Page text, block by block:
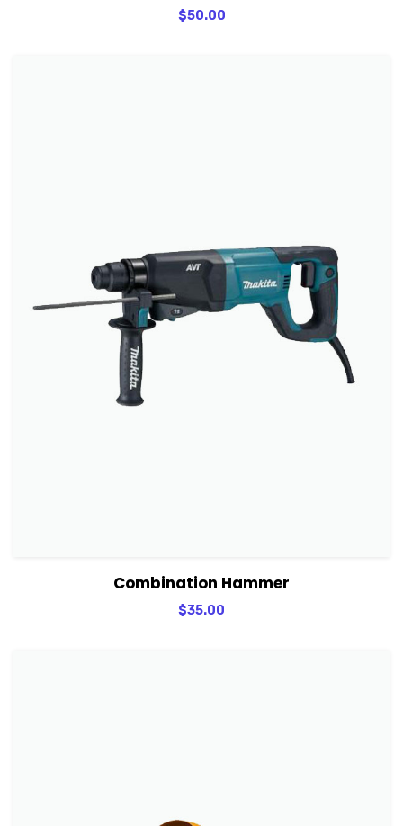
$50.00
View Details
Combination Hammer
$35.00